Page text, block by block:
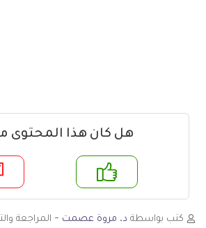
هل كان هذا المحتوى
لا
كتب بواسطة د. مروة عصمت - المراجعة